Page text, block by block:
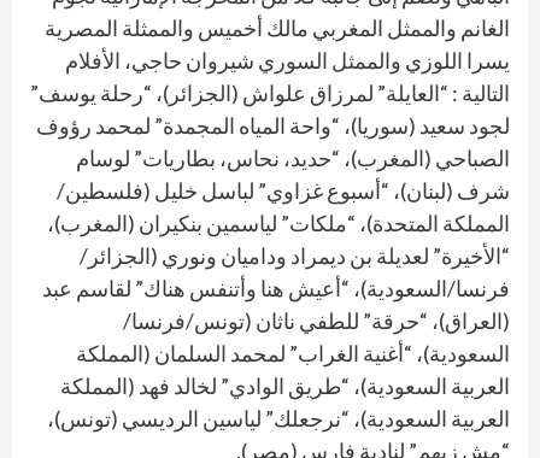
الغانم والممثل المغربي مالك أخميس والممثلة المصرية
يسرا اللوزي والممثل السوري شيروان حاجي، الأفلام
التالية : “العايلة” لمرزاق علواش (الجزائر)، “رحلة يوسف”
لجود سعيد (سوريا)، “واحة المياه المجمدة” لمحمد رؤوف
الصباحي (المغرب)، “حديد، نحاس، بطاريات” لوسام
شرف (لبنان)، “أسبوع غزاوي” لباسل خليل (فلسطين/
المملكة المتحدة)، “ملكات” لياسمين بنكيران (المغرب)،
“الأخيرة” لعديلة بن ديمراد وداميان ونوري (الجزائر/
فرنسا/السعودية)، “أعيش هنا وأتنفس هناك” لقاسم عبد
(العراق)، “حرقة” للطفي ناثان (تونس/فرنسا/
السعودية)، “أغنية الغراب” لمحمد السلمان (المملكة
العربية السعودية)، “طريق الوادي” لخالد فهد (المملكة
العربية السعودية)، “نرجعلك” لياسين الرديسي (تونس)،
“مش زيهم” لنادية فارس (مصر).